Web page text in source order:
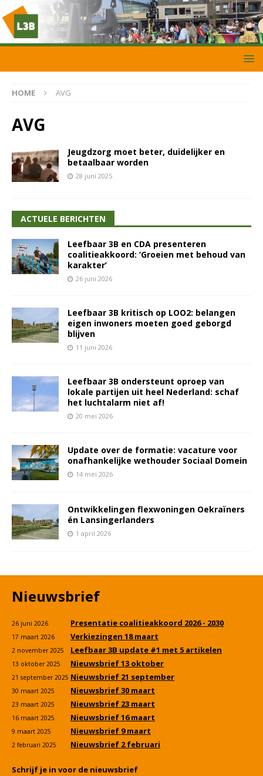
HOME AVG
AVG
Jeugdzorg moet beter, duidelijker en
betaalbaar worden
28 juni 2025
ACTUELE BERICHTEN
Leefbaar 3B en CDA presenteren
coalitieakkoord: ‘Groeien met behoud van
karakter’
26 juni 2026
Leefbaar 3B kritisch op LOO2: belangen
eigen inwoners moeten goed geborgd
blijven
11 juni 2026
Leefbaar 3B ondersteunt oproep van
lokale partijen uit heel Nederland: schaf
het luchtalarm niet af!
20 mei 2026
Update over de formatie: vacature voor
onafhankelijke wethouder Sociaal Domein
14 mei 2026
Ontwikkelingen flexwoningen Oekraïners
én Lansingerlanders
1 april 2026
Nieuwsbrief
26 juni 2026 Presentatie coalitieakkoord 2026 - 2030
17 maart 2026 Verkiezingen 18 maart
2 november 2025 Leefbaar 3B update #1 met 5 artikelen
13 oktober 2025 Nieuwsbrief 13 oktober
21 september 2025 Nieuwsbrief 21 september
30 maart 2025 Nieuwsbrief 30 maart
23 maart 2025 Nieuwsbrief 23 maart
16 maart 2025 Nieuwsbrief 16 maart
9 maart 2025 Nieuwsbrief 9 maart
2 februari 2025 Nieuwsbrief 2 februari
Schrijf je in voor de nieuwsbrief